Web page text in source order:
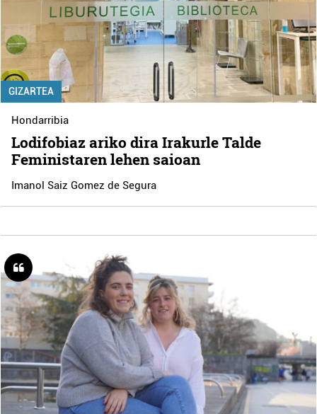
GIZARTEA
Hondarribia
Lodifobiaz ariko dira Irakurle Talde
Feministaren lehen saioan
Imanol Saiz Gomez de Segura